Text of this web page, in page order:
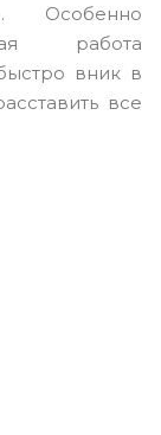
Особенно
работа
вник в
все